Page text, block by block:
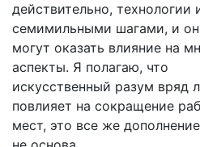
действительно, технологии
семимильными шагами, и
могут оказать влияние на
аспекты. Я полагаю, что
искусственный разум вряд
повлияет на сокращение
мест, это все же